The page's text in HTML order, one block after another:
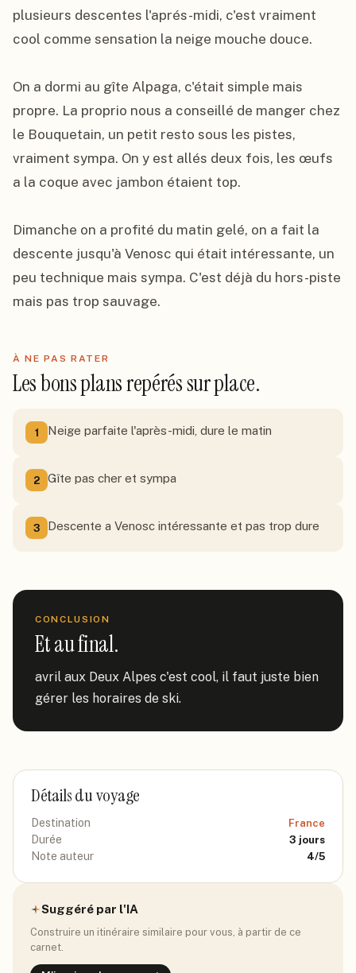
plusieurs descentes l'aprés-midi, c'est vraiment
cool comme sensation la neige mouche douce.
On a dormi au gîte Alpaga, c'était simple mais
propre. La proprio nous a conseillé de manger chez
le Bouquetain, un petit resto sous les pistes,
vraiment sympa. On y est allés deux fois, les œufs
a la coque avec jambon étaient top.
Dimanche on a profité du matin gelé, on a fait la
descente jusqu'à Venosc qui était intéressante, un
peu technique mais sympa. C'est déjà du hors-piste
mais pas trop sauvage.
À NE PAS RATER
Les bons plans repérés sur place.
1 Neige parfaite l'après-midi, dure le matin
2 Gîte pas cher et sympa
3 Descente a Venosc intéressante et pas trop dure
CONCLUSION
Et au final.
avril aux Deux Alpes c'est cool, il faut juste bien
gérer les horaires de ski.
Détails du voyage
Destination France
Durée 3 jours
Note auteur 4/5
Suggéré par l'IA
Construire un itinéraire similaire pour vous, à partir de ce
carnet.